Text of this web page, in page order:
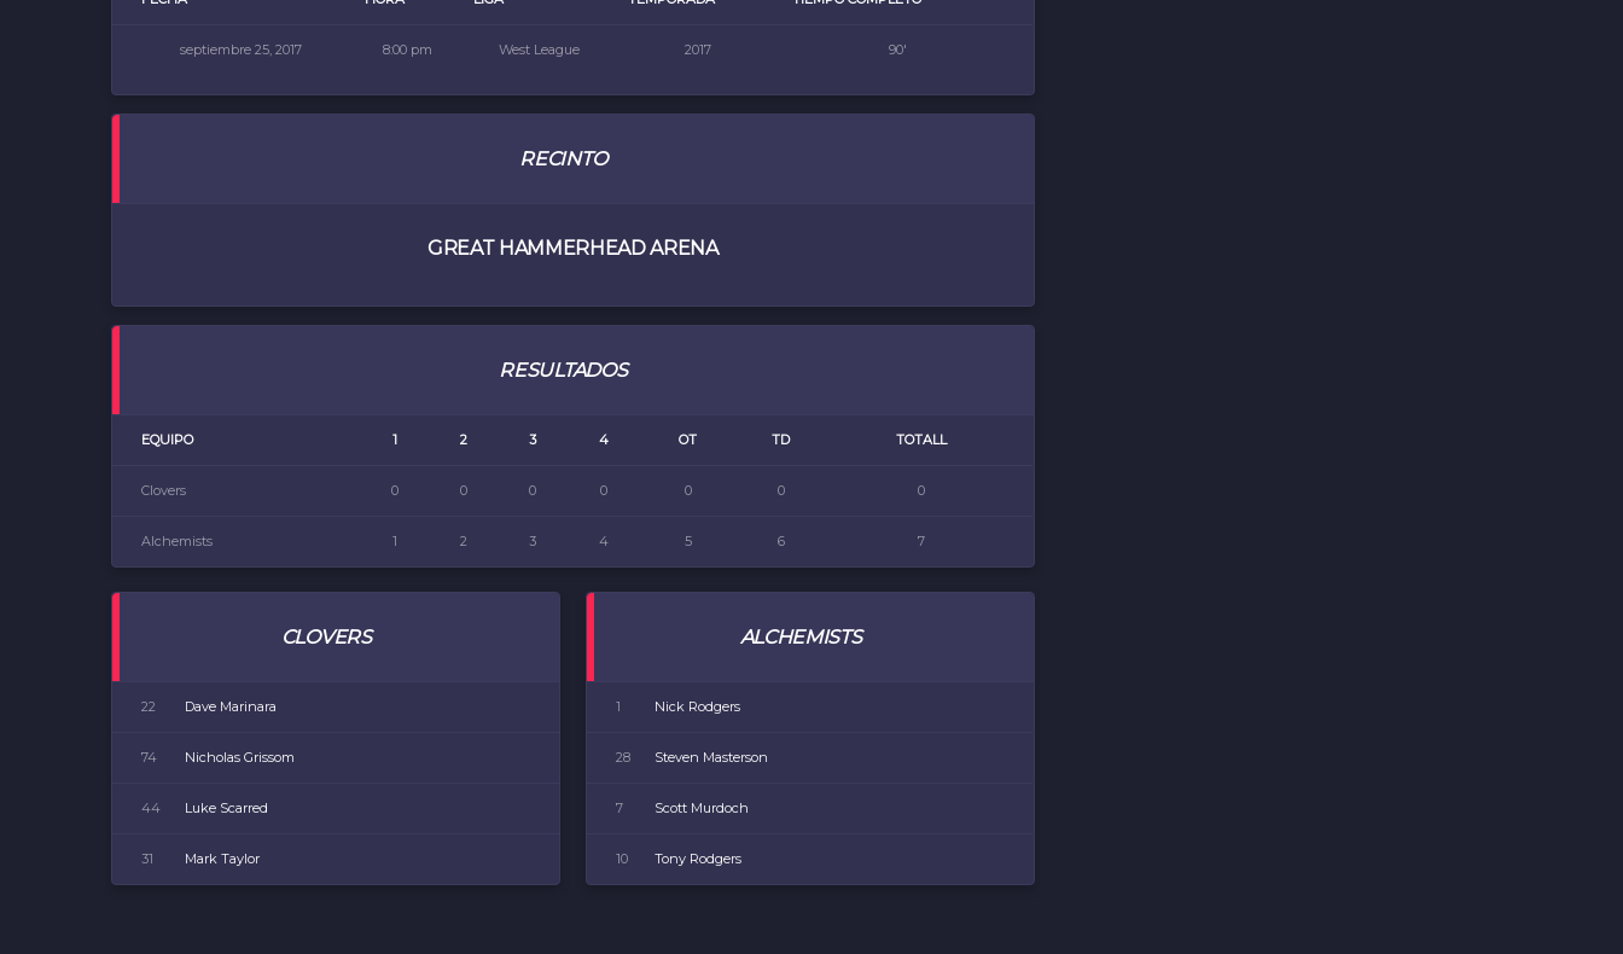
septiembre 25, 2017 8:00 pm West League 2017 90'
RECINTO
GREAT HAMMERHEAD ARENA
RESULTADOS
EQUIPO 1 2 3 4 OT TD TOTALL
Clovers 0 0 0 0 0 0 0
Alchemists 1 2 3 4 5 6 7
CLOVERS
22 Dave Marinara
74 Nicholas Grissom
44 Luke Scarred
31 Mark Taylor
ALCHEMISTS
1 Nick Rodgers
28 Steven Masterson
7 Scott Murdoch
10 Tony Rodgers